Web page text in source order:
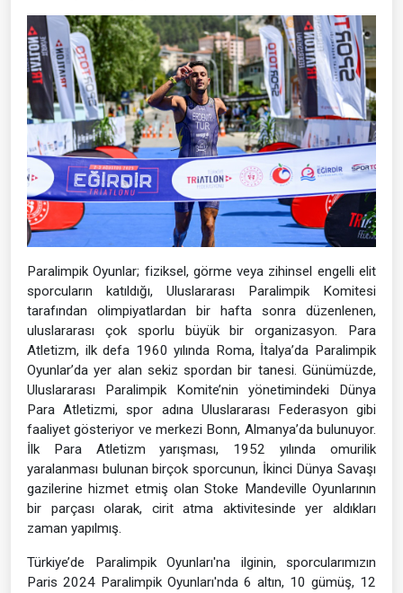
Paralimpik Oyunlar; fiziksel, görme veya zihinsel engelli elit
sporcuların katıldığı, Uluslararası Paralimpik Komitesi
tarafından olimpiyatlardan bir hafta sonra düzenlenen,
uluslararası çok sporlu büyük bir organizasyon. Para
Atletizm, ilk defa 1960 yılında Roma, İtalya’da Paralimpik
Oyunlar’da yer alan sekiz spordan bir tanesi. Günümüzde,
Uluslararası Paralimpik Komite’nin yönetimindeki Dünya
Para Atletizmi, spor adına Uluslararası Federasyon gibi
faaliyet gösteriyor ve merkezi Bonn, Almanya’da bulunuyor.
İlk Para Atletizm yarışması, 1952 yılında omurilik
yaralanması bulunan birçok sporcunun, İkinci Dünya Savaşı
gazilerine hizmet etmiş olan Stoke Mandeville Oyunlarının
bir parçası olarak, cirit atma aktivitesinde yer aldıkları
zaman yapılmış.
Türkiye’de Paralimpik Oyunları'na ilginin, sporcularımızın
Paris 2024 Paralimpik Oyunları'nda 6 altın, 10 gümüş, 12